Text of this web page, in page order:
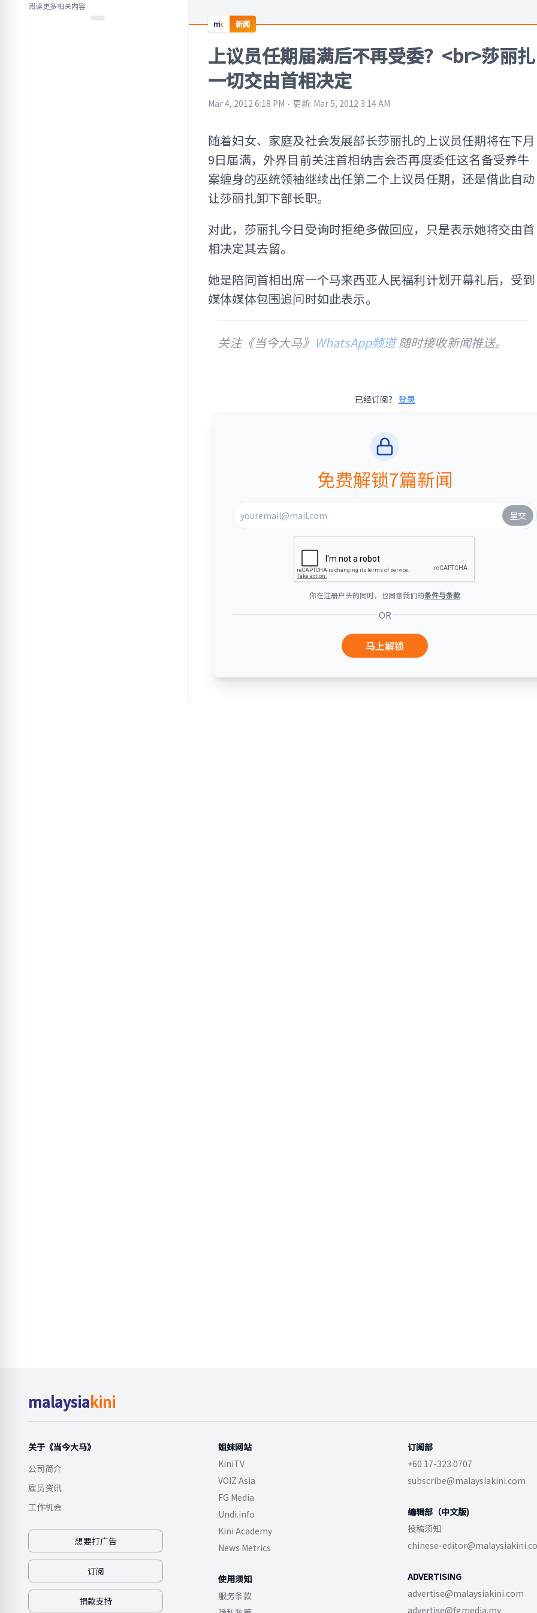
阅读更多相关内容
新闻
上议员任期届满后不再受委？<br>莎丽
一切交由首相决定
Mar 4, 2012 6:18 PM ⋅ 更新: Mar 5, 2012 3:14 AM
随着妇女、家庭及社会发展部长莎丽扎的上议员任期将在下月
9日届满，外界目前关注首相纳吉会否再度委任这名备受养牛
案缠身的巫统领袖继续出任第二个上议员任期，还是借此自动
让莎丽扎卸下部长职。
对此，莎丽扎今日受询时拒绝多做回应，只是表示她将交由首
相决定其去留。
她是陪同首相出席一个马来西亚人民福利计划开幕礼后，受到
媒体媒体包围追问时如此表示。
关注《当今大马》 WhatsApp频道随时接收新闻推送。
已经订阅？ 登录
免费解锁7篇新闻
你在注册户头的同时，也同意我们的条件与条款
OR
马上解锁
malaysiakini
关于《当今大马》
公司简介
雇员资讯
工作机会
想要打广告
订阅
捐款支持
姐妹网站
KiniTV
VOIZ Asia
FG Media
Undi.info
Kini Academy
News Metrics
使用须知
服务条款
订阅部
+60 17-323 0707
subscribe@malaysiakini.com
编辑部（中文版)
投稿须知
chinese-
ADVERTISING
advertise@malaysiakini.com
advertise@fgmedia.my